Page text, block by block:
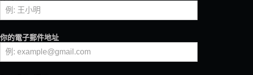
氣
星
咖
啡
館
你的電子郵件地址